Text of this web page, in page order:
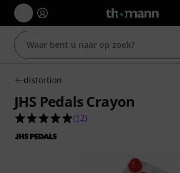
distortion
JHS Pedals Crayon
4.9 van de 5 sterren van
(12)